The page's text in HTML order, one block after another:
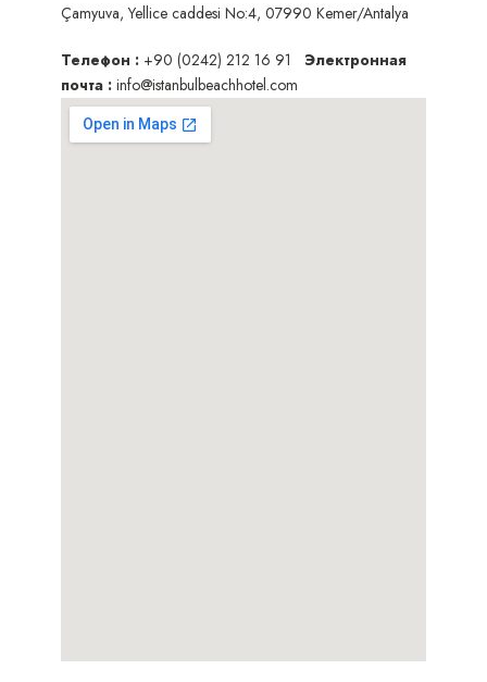
Çamyuva, Yellice caddesi No:4, 07990 Kemer/Antalya
Телефон :+90 (0242) 212 16 91 Электронная
почта : info@istanbulbeachhotel.com